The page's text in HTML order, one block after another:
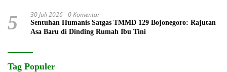
5 30 Juli 2026 0 Komentar
Sentuhan Humanis Satgas TMMD 129 Bojonegoro: Rajutan
Asa Baru di Dinding Rumah Ibu Tini
Tag Populer